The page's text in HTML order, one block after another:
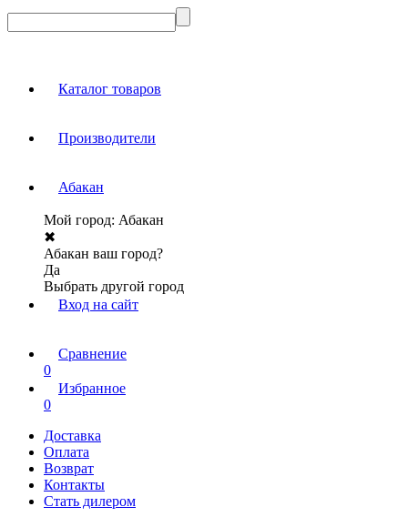
Каталог товаров
Производители
Абакан
Мой город: Абакан
✖
Абакан ваш город?
Да
Выбрать другой город
Вход на сайт
Сравнение
0
Избранное
0
Доставка
Оплата
Возврат
Контакты
Стать дилером